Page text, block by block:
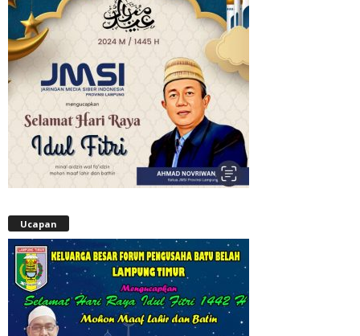
Ucapan